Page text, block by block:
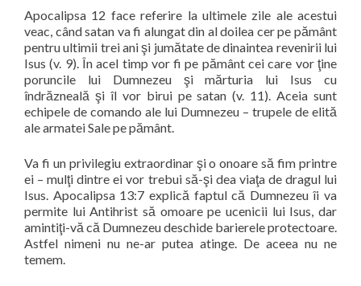
Apocalipsa 12 face referire la ultimele zile ale acestui
veac, când satan va fi alungat din al doilea cer pe pământ
pentru ultimii trei ani şi jumătate de dinaintea revenirii lui
Isus (v. 9). În acel timp vor fi pe pământ cei care vor ţine
poruncile lui Dumnezeu şi mărturia lui Isus cu
îndrăzneală şi îl vor birui pe satan (v. 11). Aceia sunt
echipele de comando ale lui Dumnezeu – trupele de elită
ale armatei Sale pe pământ.
Va fi un privilegiu extraordinar şi o onoare să fim printre
ei – mulţi dintre ei vor trebui să-şi dea viaţa de dragul lui
Isus. Apocalipsa 13:7 explică faptul că Dumnezeu îi va
permite lui Antihrist să omoare pe ucenicii lui Isus, dar
amintiţi-vă că Dumnezeu deschide barierele protectoare.
Astfel nimeni nu ne-ar putea atinge. De aceea nu ne
temem.